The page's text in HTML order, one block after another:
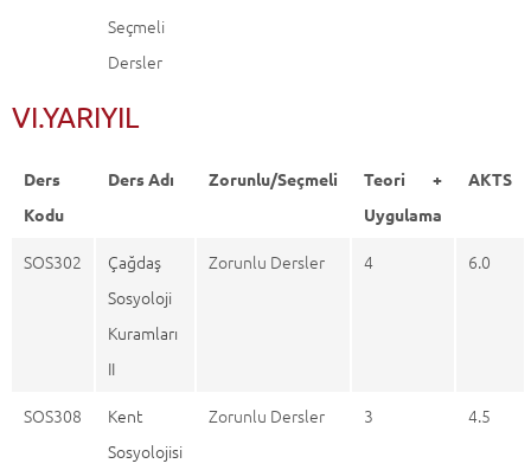
Seçmeli
Dersler
VI.YARIYIL
Ders
Kodu
Ders Adı Zorunlu/Seçmeli
Teori +
Uygulama
AKTS
SOS302
Çağdaş
Sosyoloji
Kuramları
II
Zorunlu Dersler 4 6.0
SOS308
Kent
Sosyolojisi
Zorunlu Dersler 3 4.5